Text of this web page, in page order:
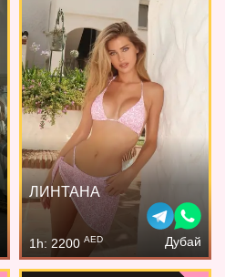
ЛИНТАНА
1h: 2200AED Дубай